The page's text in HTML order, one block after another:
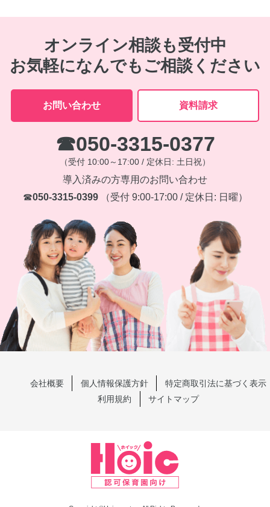
オンライン相談も受付中
お気軽になんでもご相談ください
お問い合わせ 資料請求
☎050-3315-0377
（受付 10:00～17:00 / 定休日: 土日祝）
導入済みの方専用のお問い合わせ
☎050-3315-0399（受付 9:00-17:00 / 定休日: 日曜）
会社概要 個人情報保護方針
特定商取引法に基づく表示
利用規約
サイトマップ